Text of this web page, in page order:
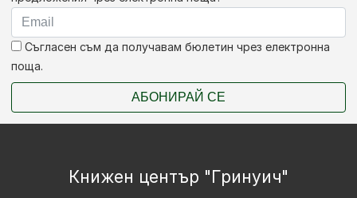
Съгласен съм да получавам бюлетин чрез електронна
поща.
АБОНИРАЙ СЕ
Книжен център "Гринуич"